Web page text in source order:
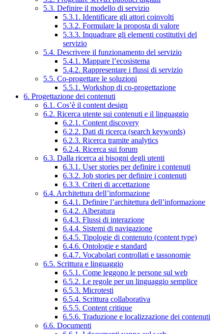
5.3. Definire il modello di servizio
5.3.1. Identificare gli attori coinvolti
5.3.2. Formulare la proposta di valore
5.3.3. Inquadrare gli elementi costitutivi del
servizio
5.4. Descrivere il funzionamento del servizio
5.4.1. Mappare l’ecosistema
5.4.2. Rappresentare i flussi di servizio
5.5. Co-progettare le soluzioni
5.5.1. Workshop di co-progettazione
6. Progettazione dei contenuti
6.1. Cos’è il content design
6.2. Ricerca utente sui contenuti e il linguaggio
6.2.1. Content discovery
6.2.2. Dati di ricerca (search keywords)
6.2.3. Ricerca tramite analytics
6.2.4. Ricerca sui forum
6.3. Dalla ricerca ai bisogni degli utenti
6.3.1. User stories per definire i contenuti
6.3.2. Job stories per definire i contenuti
6.3.3. Criteri di accettazione
6.4. Architettura dell’informazione
6.4.1. Definire l’architettura dell’informazione
6.4.2. Alberatura
6.4.3. Flussi di interazione
6.4.4. Sistemi di navigazione
6.4.5. Tipologie di contenuto (content type)
6.4.6. Ontologie e standard
6.4.7. Vocabolari controllati e tassonomie
6.5. Scrittura e linguaggio
6.5.1. Come leggono le persone sul web
6.5.2. Le regole per un linguaggio semplice
6.5.3. Microtesti
6.5.4. Scrittura collaborativa
6.5.5. Content critique
6.5.6. Traduzione e localizzazione dei contenuti
6.6. Documenti